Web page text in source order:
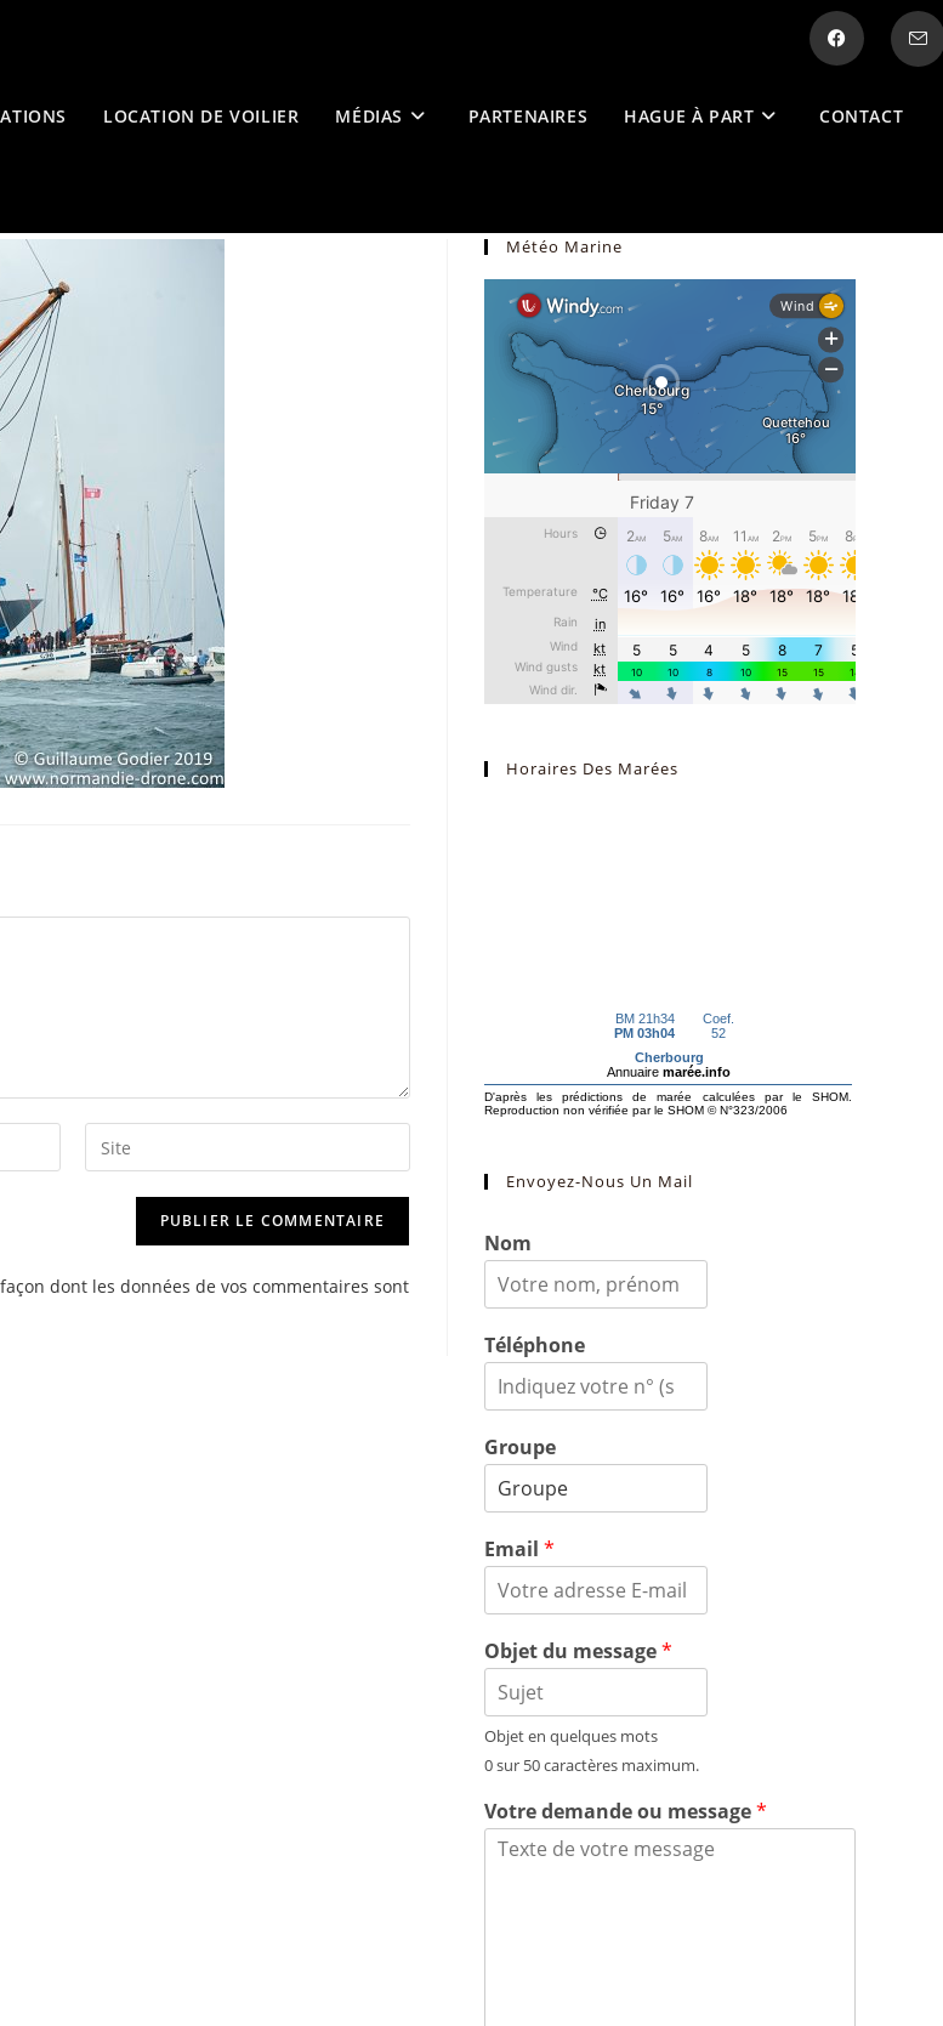
LOCATION DE VOILIER MÉDIAS PARTENAIRES HAGUE À PART CONTACT
Saisir
l’URL
(facultatif)
dont les données de vos commentaires sont
Météo Marine
Horaires Des Marées
Envoyez-Nous Un Mail
Nom
Téléphone
Groupe
Email *
Objet du message*
Objet en quelques mots
0 sur 50 caractères maximum.
Votre demande ou message*